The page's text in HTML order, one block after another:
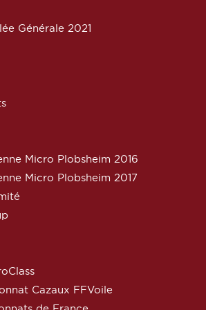
Générale 2021
Micro Plobsheim 2016
Micro Plobsheim 2017
Cazaux FFVoile